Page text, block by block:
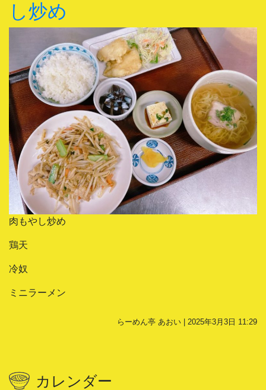
し炒め
肉もやし炒め
鶏天
冷奴
ミニラーメン
らーめん亭 あおい | 2025年3月3日 11:29
カレンダー